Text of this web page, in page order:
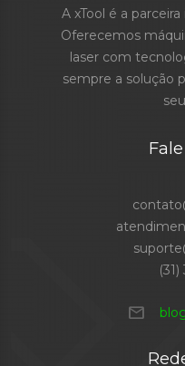
A xTool é a
Oferecemos
laser com
sempre a solução
mail